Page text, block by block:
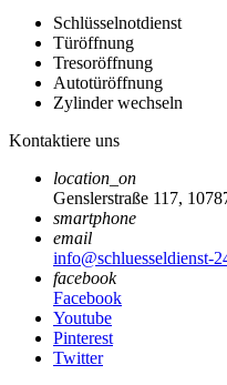
Schlüsselnotdienst
Türöffnung
Tresoröffnung
Autotüröffnung
Zylinder wechseln
Kontaktiere uns
location_on
Genslerstraße 117,
smartphone
email
info@schluesseldienst-
facebook
Facebook
Youtube
Pinterest
Twitter